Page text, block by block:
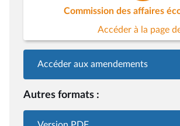
Commission des affaires
Accéder à la page
Accéder aux amendements
Autres formats :